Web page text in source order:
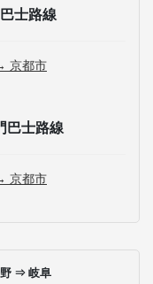
士路線
京都市
巴士路線
京都市
⇒ 岐阜